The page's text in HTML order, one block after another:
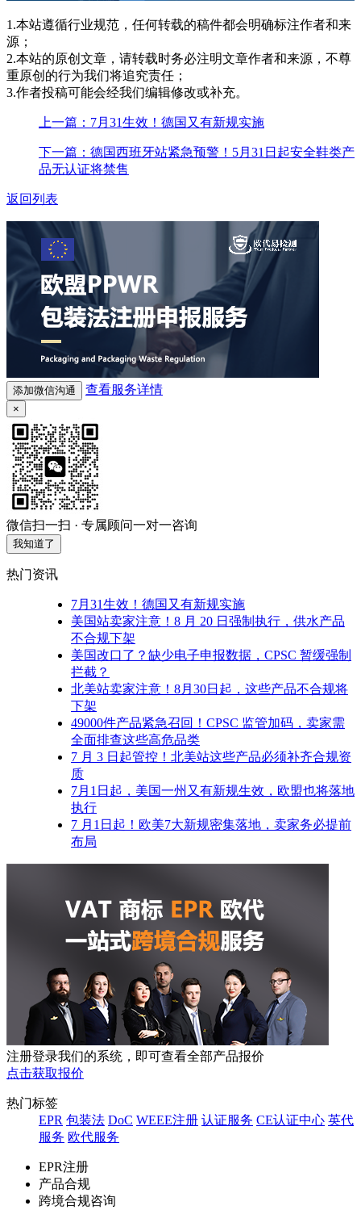
1.本站遵循行业规范，任何转载的稿件都会明确标注作者和来
源；
2.本站的原创文章，请转载时务必注明文章作者和来源，不尊
重原创的行为我们将追究责任；
3.作者投稿可能会经我们编辑修改或补充。
上一篇：7月31生效！德国又有新规实施
下一篇：德国西班牙站紧急预警！5月31日起安全鞋类产
品无认证将禁售
返回列表
添加微信沟通 查看服务详情
×
微信扫一扫 · 专属顾问一对一咨询
我知道了
热门资讯
7月31生效！德国又有新规实施
美国站卖家注意！8 月 20 日强制执行，供水产品
不合规下架
美国改口了？缺少电子申报数据，CPSC 暂缓强制
拦截？
北美站卖家注意！8月30日起，这些产品不合规将
下架
49000件产品紧急召回！CPSC 监管加码，卖家需
全面排查这些高危品类
7 月 3 日起管控！北美站这些产品必须补齐合规资
质
7月1日起，美国一州又有新规生效，欧盟也将落地
执行
7 月1日起！欧美7大新规密集落地，卖家务必提前
布局
注册登录我们的系统，即可查看全部产品报价
点击获取报价
热门标签
EPR 包装法 DoC WEEE注册 认证服务 CE认证中心 英代
服务 欧代服务
EPR注册
产品合规
跨境合规咨询